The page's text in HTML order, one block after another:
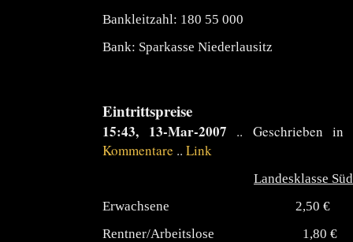
Bankleitzahl: 180 55 000
Bank: Sparkasse Niederlausitz
Eintrittspreise
15:43, 13-Mar-2007 .. Geschrieben in
Kommentare .. Link
Landesklasse Süd
Erwachsene
Rentner/Arbeitslose